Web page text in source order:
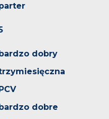
dobry
dobre